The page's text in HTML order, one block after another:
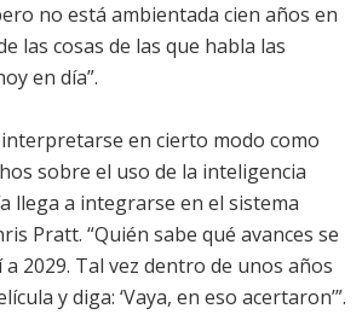
no está ambientada cien años en
las cosas de las que habla las
en día”.
en cierto modo como
sobre el uso de la inteligencia
llega a integrarse en el sistema
Pratt. “Quién sabe qué avances se
2029. Tal vez dentro de unos años
y diga: ‘Vaya, en eso acertaron’”.